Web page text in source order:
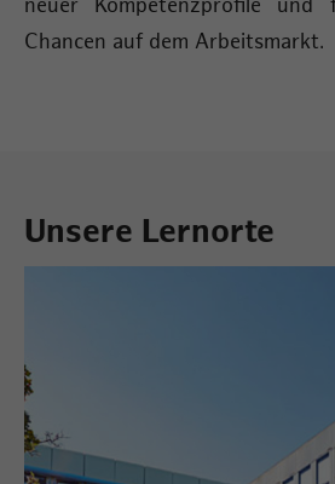
neuer Kompetenzprofile und
Chancen auf dem Arbeitsmarkt.
Unsere Lernorte